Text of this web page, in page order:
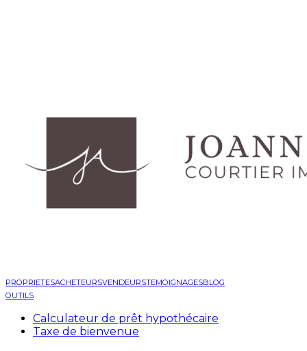
PROPRIETESACHETEURSVENDEURSTEMOIGNAGESBLOG
OUTILS
Calculateur de prêt hypothécaire
Taxe de bienvenue